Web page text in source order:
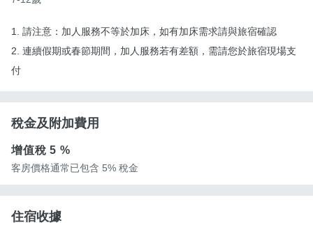
1. 請注意：加人服務不等於加床，如有加床需求請與旅宿確認
2. 連續假期或春節期間，加人服務若有差額，需請您於旅宿現場支
付
稅金及附加費用
增值稅5 %
客房價格通常已包含 5% 稅金
住宿收據